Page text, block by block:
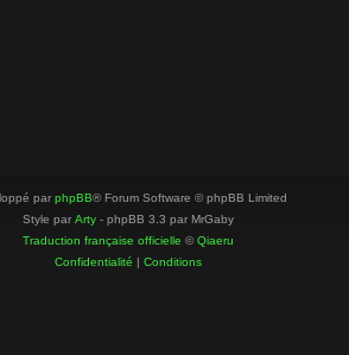
par phpBB® Forum Software © phpBB Limited
Style par Arty - phpBB 3.3 par MrGaby
Traduction française officielle ©Qiaeru
Confidentialité | Conditions